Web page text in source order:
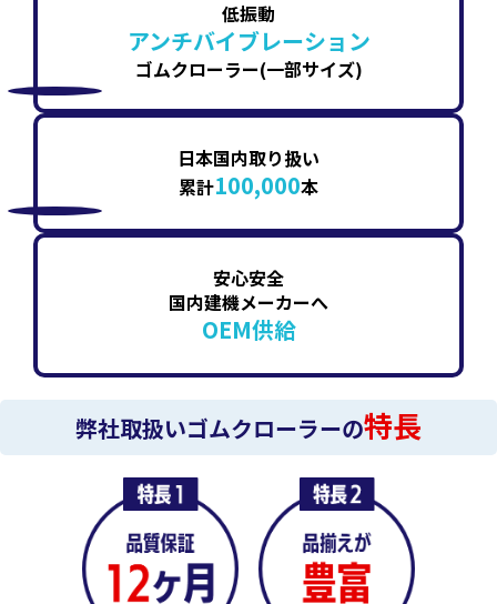
低振動
アンチバイブレーション
ゴムクローラー(一部サイズ)
日本国内取り扱い
累計100,000本
安心安全
国内建機メーカーへ
OEM供給
弊社取扱いゴムクローラーの特長